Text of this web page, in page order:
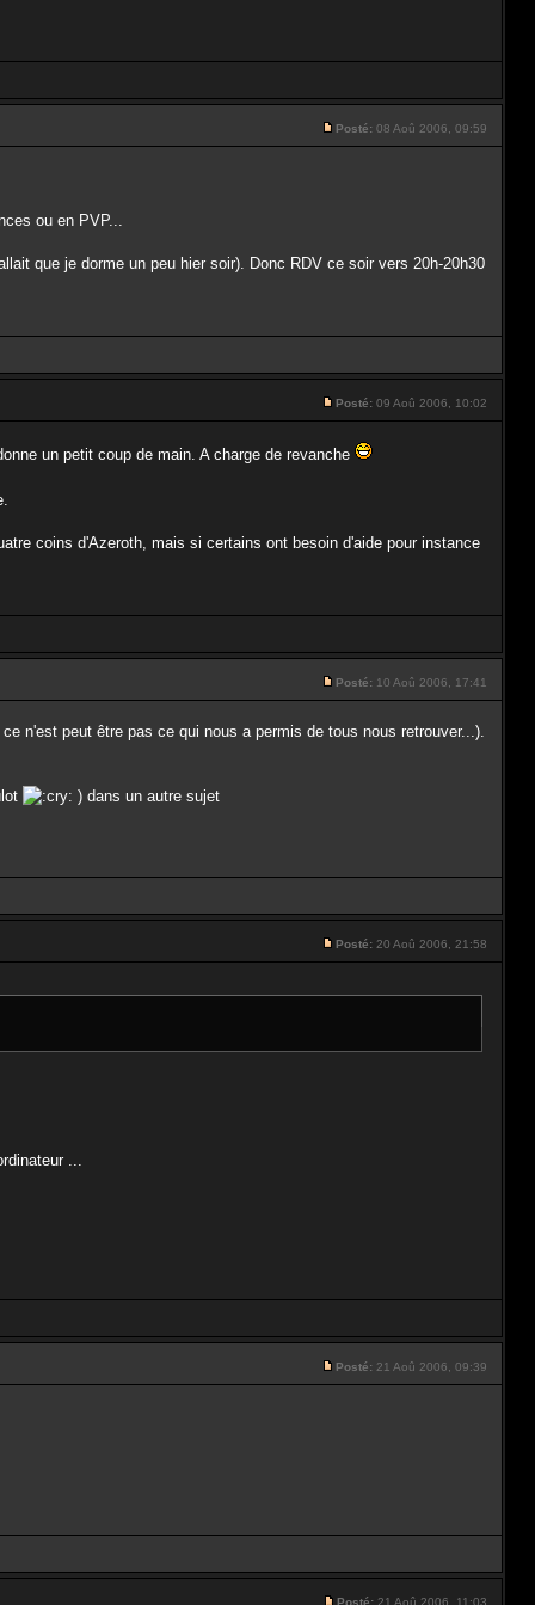
Posté: 08 Aoû 2006, 09:59
ou en PVP...
que je dorme un peu hier soir). Donc RDV ce soir vers 20h-20h30
Posté: 09 Aoû 2006, 10:02
un petit coup de main. A charge de revanche
coins d'Azeroth, mais si certains ont besoin d'aide pour instance
Posté: 10 Aoû 2006, 17:41
n'est peut être pas ce qui nous a permis de tous nous retrouver...).
) dans un autre sujet
Posté: 20 Aoû 2006, 21:58
...
Posté: 21 Aoû 2006, 09:39
Posté: 21 Aoû 2006, 11:03